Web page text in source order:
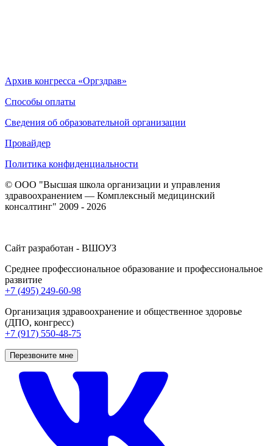
Архив конгресса «Оргздрав»
Способы оплаты
Сведения об образовательной организации
Провайдер
Политика конфиденциальности
© ООО "Высшая школа организации и управления
здравоохранением — Комплексный медицинский
консалтинг" 2009 - 2026
Сайт разработан - ВШОУЗ
Среднее профессиональное образование и профессиональное
развитие
+7 (495) 249-60-98
Организация здравоохранение и общественное здоровье
(ДПО, конгресс)
+7 (917) 550-48-75
Перезвоните мне